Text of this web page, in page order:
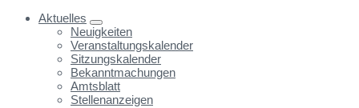
Aktuelles
Neuigkeiten
Veranstaltungskalender
Sitzungskalender
Bekanntmachungen
Amtsblatt
Stellenanzeigen